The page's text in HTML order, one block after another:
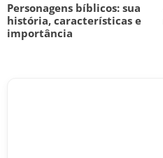
Personagens bíblicos: sua
história, características e
importância